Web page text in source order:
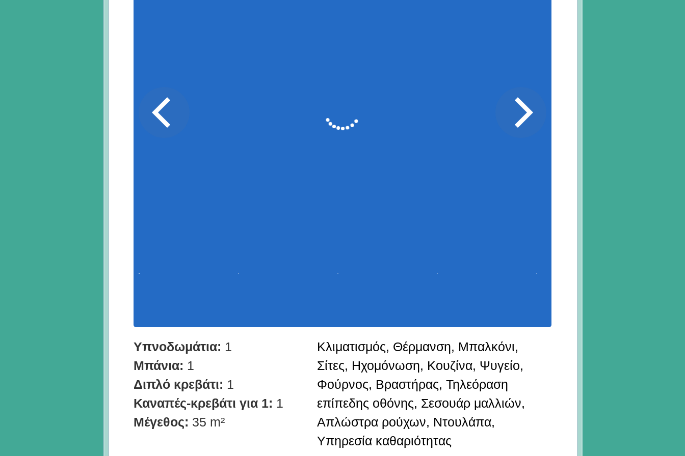
Υπνοδωμάτια: 1
Μπάνια: 1
Διπλό κρεβάτι: 1
Καναπές-κρεβάτι για 1: 1
Μέγεθος: 35 m²
Κλιματισμός, Θέρμανση, Μπαλκόνι,
Σίτες, Ηχομόνωση, Κουζίνα, Ψυγείο,
Φούρνος, Βραστήρας, Τηλεόραση
επίπεδης οθόνης, Σεσουάρ μαλλιών,
Απλώστρα ρούχων, Ντουλάπα,
Υπηρεσία καθαριότητας